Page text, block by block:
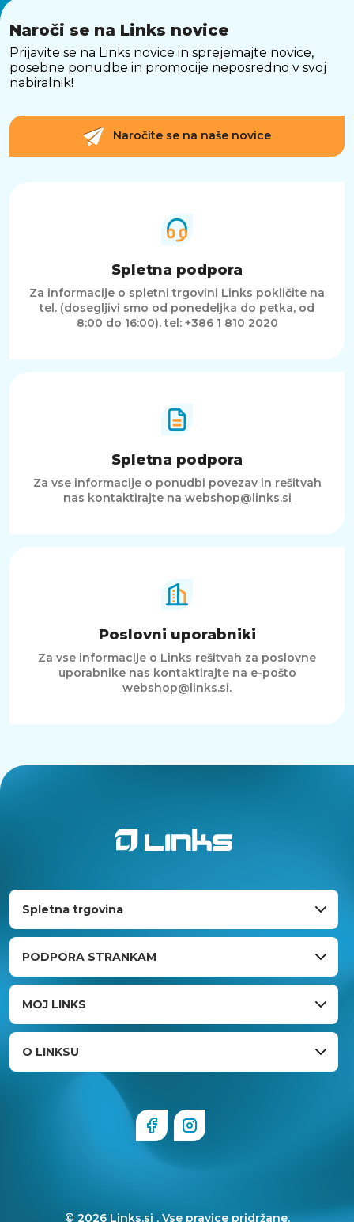
Naroči se na Links novice
Prijavite se na Links novice in sprejemajte novice,
posebne ponudbe in promocije neposredno v svoj
nabiralnik!
Naročite se na naše novice
Spletna podpora
Za informacije o spletni trgovini Links pokličite na
tel. (dosegljivi smo od ponedeljka do petka, od
8:00 do 16:00).tel: +386 1 810 2020
Spletna podpora
Za vse informacije o ponudbi povezav in rešitvah
nas kontaktirajte na webshop@links.si
Poslovni uporabniki
Za vse informacije o Links rešitvah za poslovne
uporabnike nas kontaktirajte na e-pošto
webshop@links.si.
Spletna trgovina
PODPORA STRANKAM
MOJ LINKS
O LINKSU
© 2026 Links.si . Vse pravice pridržane.